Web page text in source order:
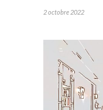
2 octobre 2022